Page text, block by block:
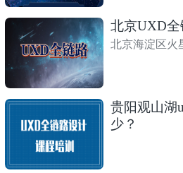
北京UXD
北京海淀区火
贵阳观山湖
少？